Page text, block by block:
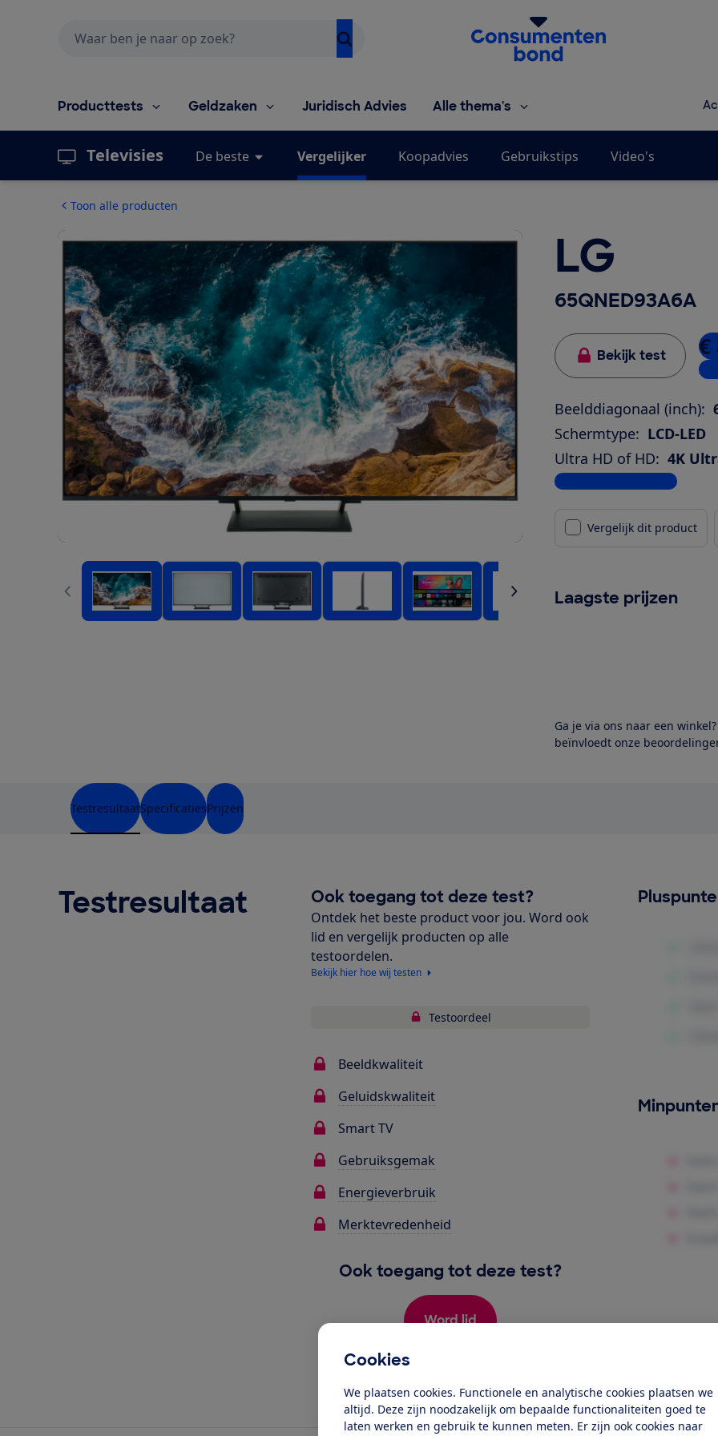
Cookies
We plaatsen cookies. Functionele en analytische cookies plaatsen we
altijd. Deze zijn noodzakelijk om bepaalde functionaliteiten goed te
laten werken en gebruik te kunnen meten. Er zijn ook cookies naar
Homepage van de Consumentenbond
Producttests Geldzaken Juridisch Advies Alle thema's
Televisies De beste Vergelijker Koopadvies Gebruikstips Video's
Toon alle producten
LG
65QNED93A6A
Bekijk test €
2
Beelddiagonaal (inch):
Schermtype: LCD-LED
Ultra HD of HD: 4K
Bekijk alle specificaties
Vergelijk dit product
Laagste prijzen
Ga je via ons naar een
beïnvloedt onze
TestresultaatSpecificatiesPrijzen
Testresultaat Ook toegang tot deze test?
Ontdek het beste product voor jou. Word ook
lid en vergelijk producten op alle
testoordelen.
Bekijk hier hoe wij testen
Testoordeel
Beeldkwaliteit
Geluidskwaliteit
Smart TV
Gebruiksgemak
Energieverbruik
Merktevredenheid
Ook toegang tot deze test?
Word lid